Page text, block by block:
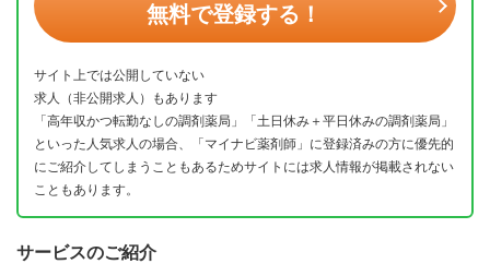
無料で登録する！
サイト上では公開していない
求人（非公開求人）もあります
「高年収かつ転勤なしの調剤薬局」「土日休み＋平日休みの調剤薬局」
といった人気求人の場合、「マイナビ薬剤師」に登録済みの方に優先的
にご紹介してしまうこともあるためサイトには求人情報が掲載されない
こともあります。
サービスのご紹介